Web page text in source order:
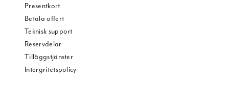
Presentkort
Betala offert
Teknisk support
Reservdelar
Tilläggstjänster
Intergritetspolicy